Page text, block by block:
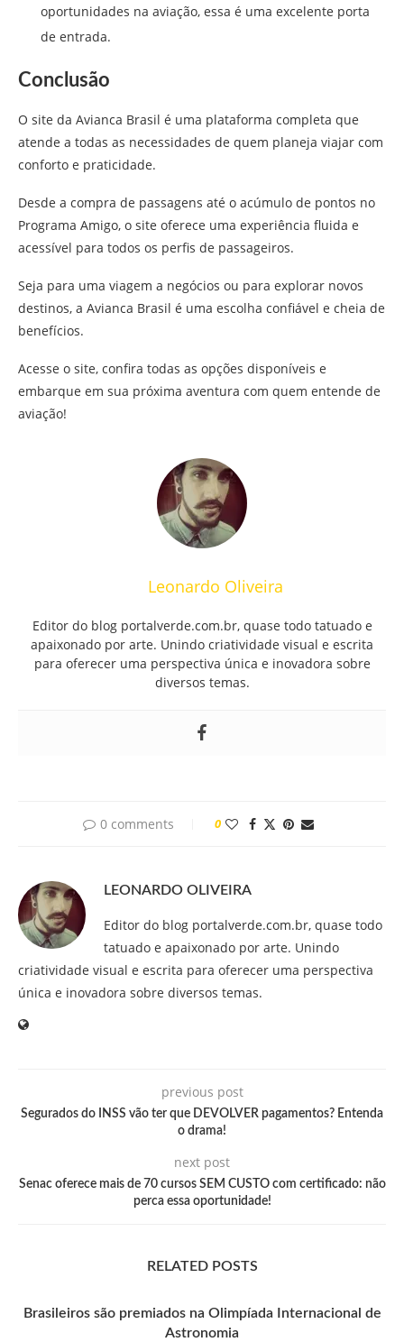
oportunidades na aviação, essa é uma excelente porta
de entrada.
Conclusão
O site da Avianca Brasil é uma plataforma completa que
atende a todas as necessidades de quem planeja viajar com
conforto e praticidade.
Desde a compra de passagens até o acúmulo de pontos no
Programa Amigo, o site oferece uma experiência fluida e
acessível para todos os perfis de passageiros.
Seja para uma viagem a negócios ou para explorar novos
destinos, a Avianca Brasil é uma escolha confiável e cheia de
benefícios.
Acesse o site, confira todas as opções disponíveis e
embarque em sua próxima aventura com quem entende de
aviação!
Leonardo Oliveira
Editor do blog portalverde.com.br, quase todo tatuado e
apaixonado por arte. Unindo criatividade visual e escrita
para oferecer uma perspectiva única e inovadora sobre
diversos temas.
0 comments 0
LEONARDO OLIVEIRA
Editor do blog portalverde.com.br, quase todo
tatuado e apaixonado por arte. Unindo
criatividade visual e escrita para oferecer uma perspectiva
única e inovadora sobre diversos temas.
previous post
Segurados do INSS vão ter que DEVOLVER pagamentos? Entenda
o drama!
next post
Senac oferece mais de 70 cursos SEM CUSTO com certificado: não
perca essa oportunidade!
RELATED POSTS
Brasileiros são premiados na Olimpíada Internacional de
Astronomia